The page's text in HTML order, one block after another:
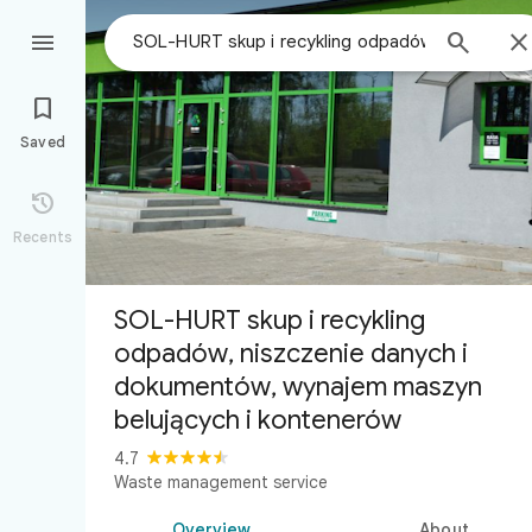
 


Saved

Recents
SOL-HURT skup i recykling
odpadów, niszczenie danych i
dokumentów, wynajem maszyn
belujących i kontenerów
4.7
Waste management service